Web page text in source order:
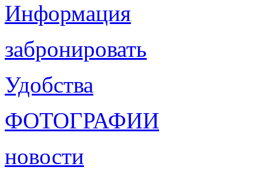
Информация
забронировать
Удобства
ФОТОГРАФИИ
новости